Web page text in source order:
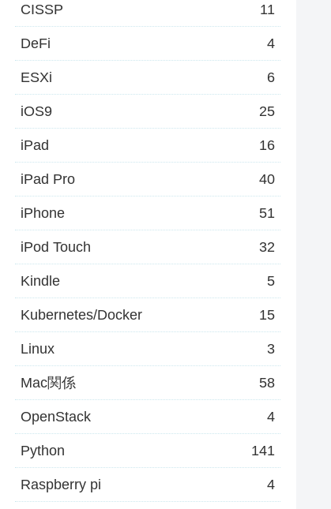
CISSP 11
DeFi 4
ESXi 6
iOS9 25
iPad 16
iPad Pro 40
iPhone 51
iPod Touch 32
Kindle 5
Kubernetes/Docker 15
Linux 3
Mac関係 58
OpenStack 4
Python 141
Raspberry pi 4